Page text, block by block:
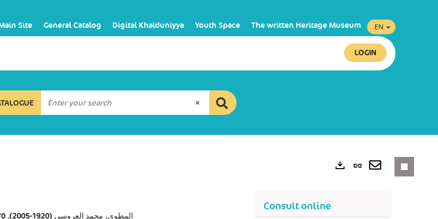
Site General Catalog Digital Khalduniyya Youth Space The written Heritage Museum
LOGIN
EN
المطوي، محمد العروسي (1920-2005). 070
Permanent
Consult online